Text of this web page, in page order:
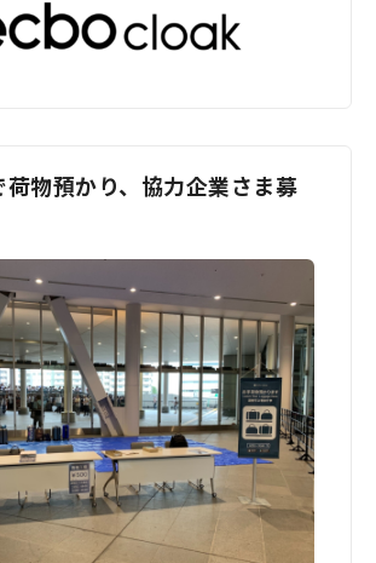
荷物預かり、協力企業さま募